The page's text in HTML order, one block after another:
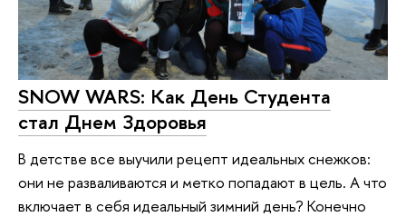
SNOW WARS: Как День Студента
стал Днем Здоровья
В детстве все выучили рецепт идеальных снежков:
они не разваливаются и метко попадают в цель. А что
включает в себя идеальный зимний день? Конечно